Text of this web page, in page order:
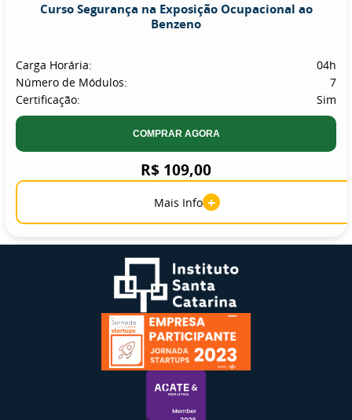
Curso Segurança na Exposição Ocupacional ao
Benzeno
Carga Horária:
04h
Número de Módulos:
7
Certificação:
Sim
COMPRAR AGORA
R$ 109,00
Mais Info +